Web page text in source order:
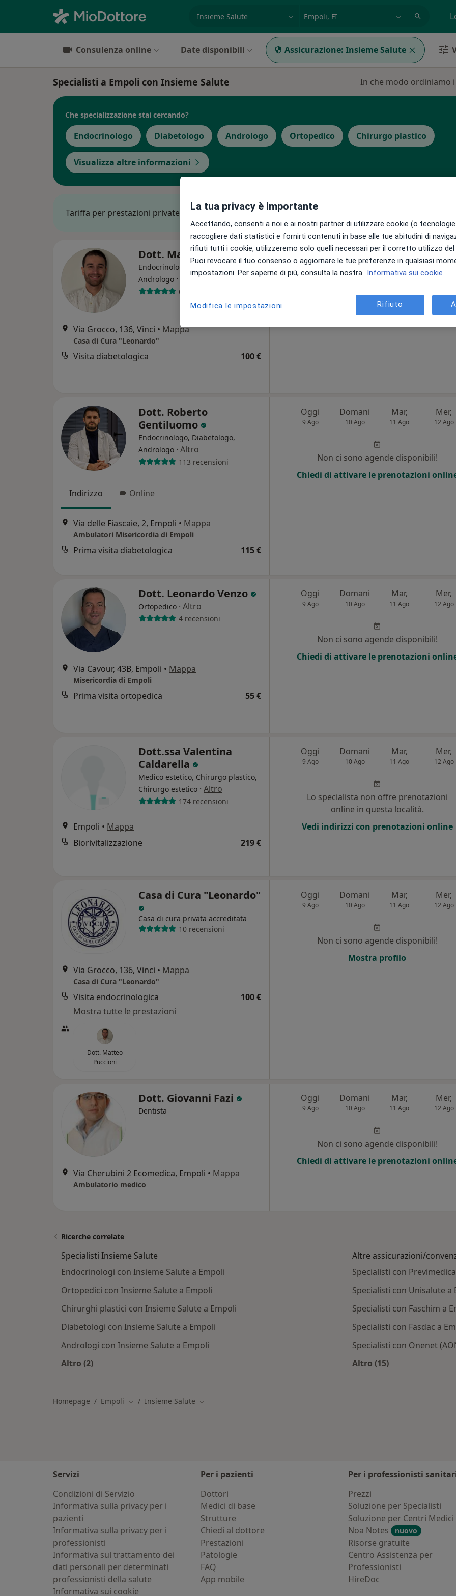
Consulenza online Date disponibili Assicurazione: Insieme Salute
Specialisti a Empoli con Insieme Salute In che modo ordiniamo
Che specializzazione stai cercando?
Endocrinologo Diabetologo Andrologo Ortopedico Chirurgo plastico
Visualizza altre informazioni
Tariffa per prestazioni private. L’importo può variare in base alla copertura assicurativa.
Dott. Matteo Puccioni
Endocrinologo, Diabetologo,
Andrologo · Altro
65 recensioni
Via Grocco, 136, Vinci • Mappa
Casa di Cura "Leonardo"
Visita diabetologica 100 €
Oggi
9 Ago
Domani
10 Ago
Mar,
11 Ago
Mer,
12 Ago
Non ci sono agende disponibili!
Chiedi di attivare le prenotazioni
Dott. Roberto
Gentiluomo
Endocrinologo, Diabetologo,
Andrologo · Altro
113 recensioni
Indirizzo Online
Via delle Fiascaie, 2, Empoli • Mappa
Ambulatori Misericordia di Empoli
Prima visita diabetologica 115 €
Oggi
9 Ago
Domani
10 Ago
Mar,
11 Ago
Mer,
12 Ago
Non ci sono agende disponibili!
Chiedi di attivare le prenotazioni
Dott. Leonardo Venzo
Ortopedico · Altro
4 recensioni
Via Cavour, 43B, Empoli • Mappa
Misericordia di Empoli
Prima visita ortopedica 55 €
Oggi
9 Ago
Domani
10 Ago
Mar,
11 Ago
Mer,
12 Ago
Non ci sono agende disponibili!
Chiedi di attivare le prenotazioni
Dott.ssa Valentina
Caldarella
Medico estetico, Chirurgo plastico,
Chirurgo estetico · Altro
174 recensioni
Empoli • Mappa
Biorivitalizzazione
219 €
Oggi
9 Ago
Domani
10 Ago
Mar,
11 Ago
Mer,
12 Ago
Lo specialista non offre prenotazioni
online in questa località.
Vedi indirizzi con prenotazioni online
Casa di Cura "Leonardo"
Casa di cura privata accreditata
10 recensioni
Via Grocco, 136, Vinci • Mappa
Casa di Cura "Leonardo"
Visita endocrinologica
100 €
Mostra tutte le prestazioni
Dott. Matteo
Puccioni
Oggi
9 Ago
Domani
10 Ago
Mar,
11 Ago
Mer,
12 Ago
Non ci sono agende disponibili!
Mostra profilo
Dott. Giovanni Fazi
Dentista
Via Cherubini 2 Ecomedica, Empoli • Mappa
Ambulatorio medico
Oggi
9 Ago
Domani
10 Ago
Mar,
11 Ago
Mer,
12 Ago
Non ci sono agende disponibili!
Chiedi di attivare le prenotazioni
Ricerche correlate
Specialisti Insieme Salute
Endocrinologi con Insieme Salute a Empoli
Ortopedici con Insieme Salute a Empoli
Chirurghi plastici con Insieme Salute a Empoli
Diabetologi con Insieme Salute a Empoli
Andrologi con Insieme Salute a Empoli
Altro (2)
Altre assicurazioni/
Specialisti con
Specialisti con Unisalute a
Specialisti con Faschim a
Specialisti con Fasdac a
Specialisti con Onenet
Altro (15)
Homepage Empoli Cambia città
Insieme Salute Cambia città
Servizi
Condizioni di Servizio
Informativa sulla privacy per i
pazienti
Informativa sulla privacy per i
professionisti
Informativa sul trattamento dei
dati personali per determinati
professionisti della salute
Informativa sui cookie
Per i pazienti
Dottori
Medici di base
Strutture
Chiedi al dottore
Prestazioni
Patologie
FAQ
App mobile
Per i professionisti
Prezzi
Soluzione per Specialisti
Soluzione per Centri Medici
Noa Notes
nuovo
Risorse gratuite
Centro Assistenza per
Professionisti
HireDoc
La tua privacy è importante
Accettando, consenti a noi e ai nostri partner di utilizzare cookie (o
raccogliere dati statistici e fornirti contenuti in base alle tue abitudini di
rifiuti tutti i cookie, utilizzeremo solo quelli necessari per il corretto utilizzo
Puoi revocare il tuo consenso o aggiornare le tue preferenze in qualsiasi
impostazioni. Per saperne di più, consulta la nostra Informativa sui cookie
Modifica le impostazioni Rifiuto